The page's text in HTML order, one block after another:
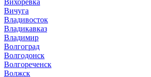
Вичуга
Владивосток
Владикавказ
Владимир
Волгоград
Волгодонск
Волгореченск
Волжск